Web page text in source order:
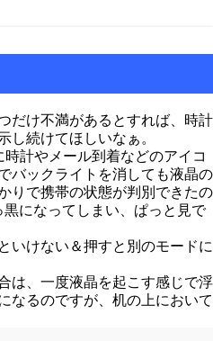
だけ不満があるとすれば、時計
し続けてほしいなぁ。
計やメール到着などのアイコ
バックライトを消しても液晶の
りで携帯の状態が判別できたの
になってしまい、ぱっと見で
いけない＆押すと別のモードに
は、一度液晶を起こす感じで浮
なるのですが、机の上において